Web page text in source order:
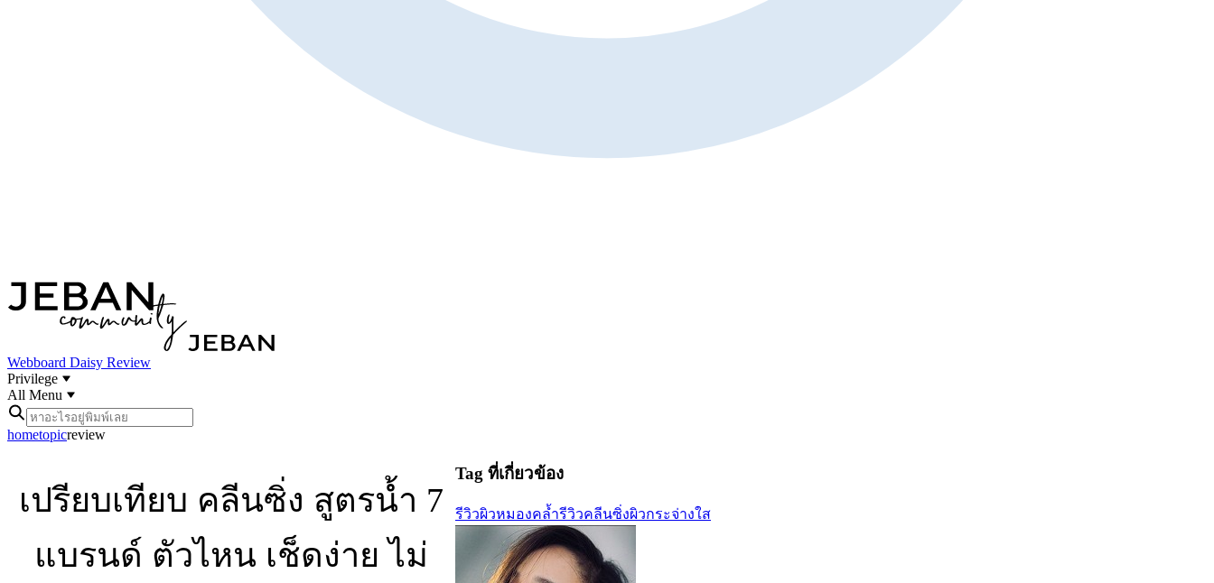
Webboard Daisy Review
Privilege
All Menu
hometopicreview
เปรียบเทียบ คลีนซิ่ง สูตรน้ำ 7
แบรนด์ ตัวไหน เช็ดง่าย ไม่
Tag ที่เกี่ยวข้อง
รีวิวผิวหมองคล้ำรีวิวคลีนซิ่งผิวกระจ่างใส